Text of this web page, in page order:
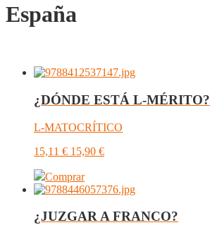
España
¿DÓNDE ESTÁ L-MÉRITO?
L-MATOCRÍTICO
15,11 € 15,90 €
Comprar
¿JUZGAR A FRANCO?